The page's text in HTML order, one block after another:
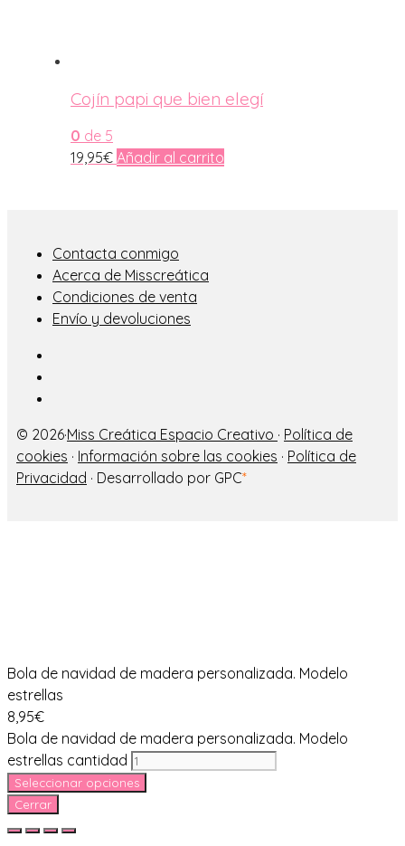
Cojín papi que bien elegí
0 de 5
19,95€ Añadir al carrito
Contacta conmigo
Acerca de Misscreática
Condiciones de venta
Envío y devoluciones
© 2026·Miss Creática Espacio Creativo · Política de
cookies · Información sobre las cookies · Política de
Privacidad · Desarrollado por GPC*
Bola de navidad de madera personalizada. Modelo
estrellas
8,95€
Bola de navidad de madera personalizada. Modelo
estrellas cantidad
Seleccionar opciones
Cerrar